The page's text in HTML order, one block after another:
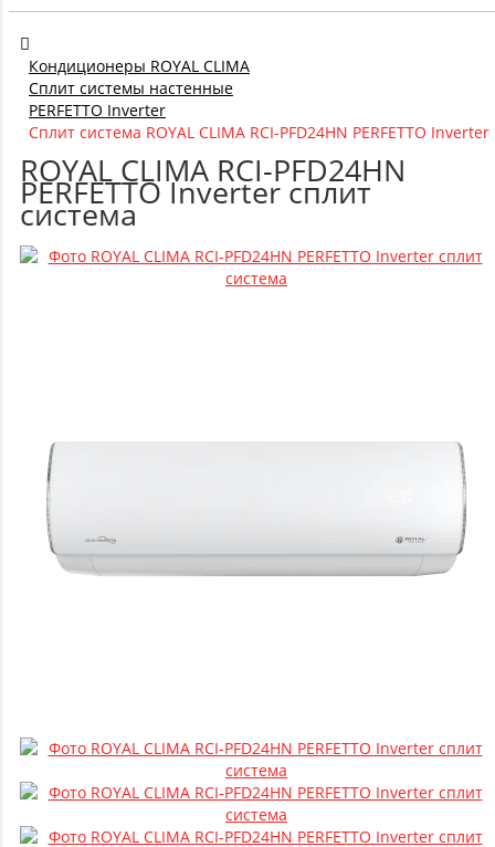
Кондиционеры ROYAL CLIMA
Сплит системы настенные
PERFETTO Inverter
Сплит система ROYAL CLIMA RCI-PFD24HN PERFETTO Inverter
ROYAL CLIMA RCI-PFD24HN
PERFETTO Inverter сплит
система